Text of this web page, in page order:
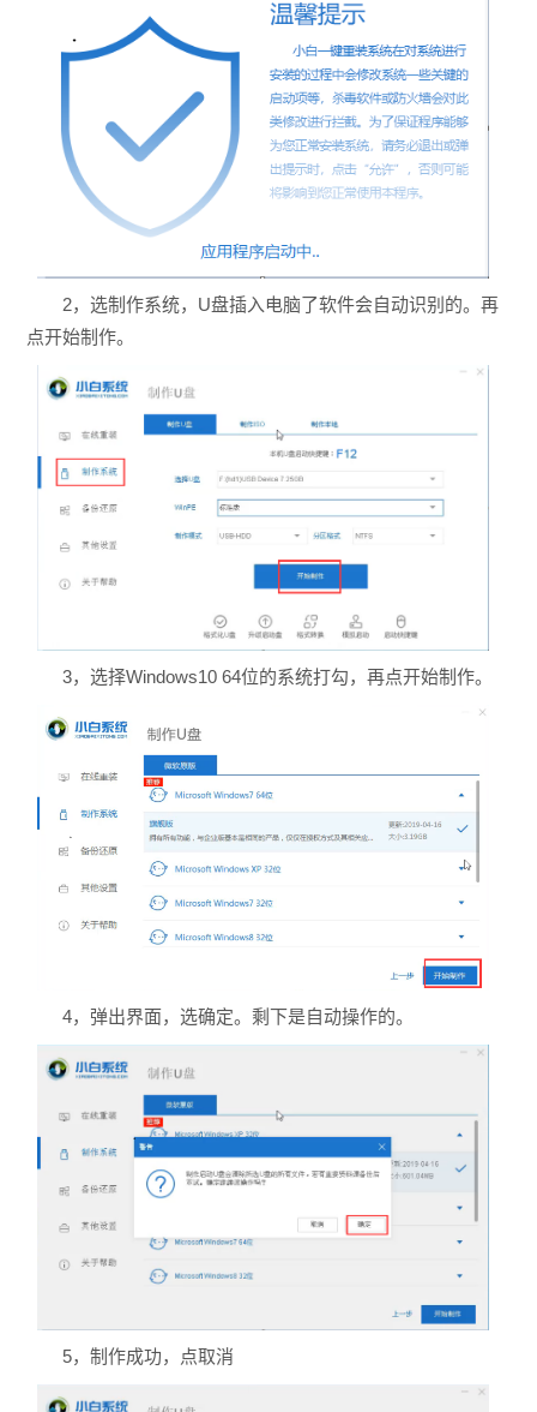
2，选制作系统，U盘插入电脑了软件会自动识别的。再
点开始制作。
3，选择Windows10 64位的系统打勾，再点开始制作。
4，弹出界面，选确定。剩下是自动操作的。
5，制作成功，点取消